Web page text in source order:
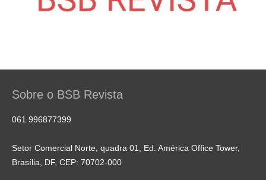
Sobre o BSB Revista
061 996877399
Setor Comercial Norte, quadra 01, Ed. América Office Tower,
Brasília, DF, CEP: 70702-000